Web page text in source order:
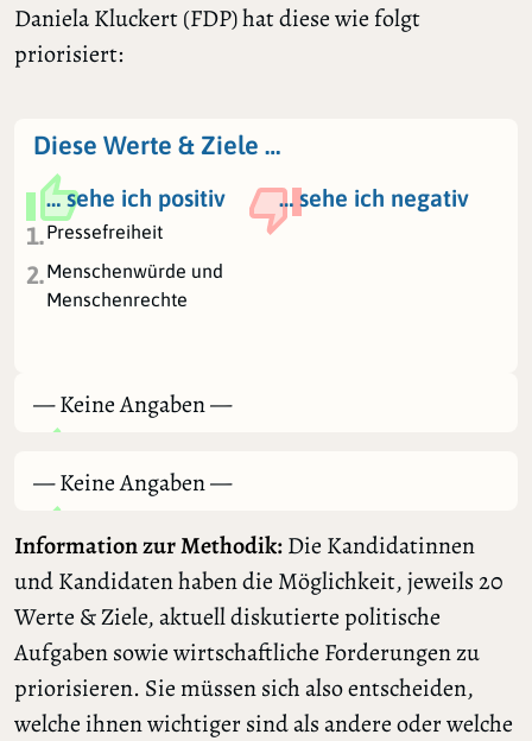
Daniela Kluckert (FDP) hat diese wie folgt
priorisiert:
Diese Werte & Ziele …
… sehe ich positiv
… sehe ich negativ
1.Pressefreiheit
2.Menschenwürde und
Menschenrechte
— Keine Angaben —
— Keine Angaben —
Information zur Methodik:Die Kandidatinnen
und Kandidaten haben die Möglichkeit, jeweils 20
Werte & Ziele, aktuell diskutierte politische
Aufgaben sowie wirtschaftliche Forderungen zu
priorisieren. Sie müssen sich also entscheiden,
welche ihnen wichtiger sind als andere oder welche